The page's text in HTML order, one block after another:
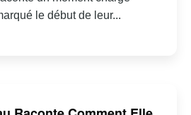
le début de leur...